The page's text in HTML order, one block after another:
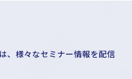
、様々なセミナー情報を配信